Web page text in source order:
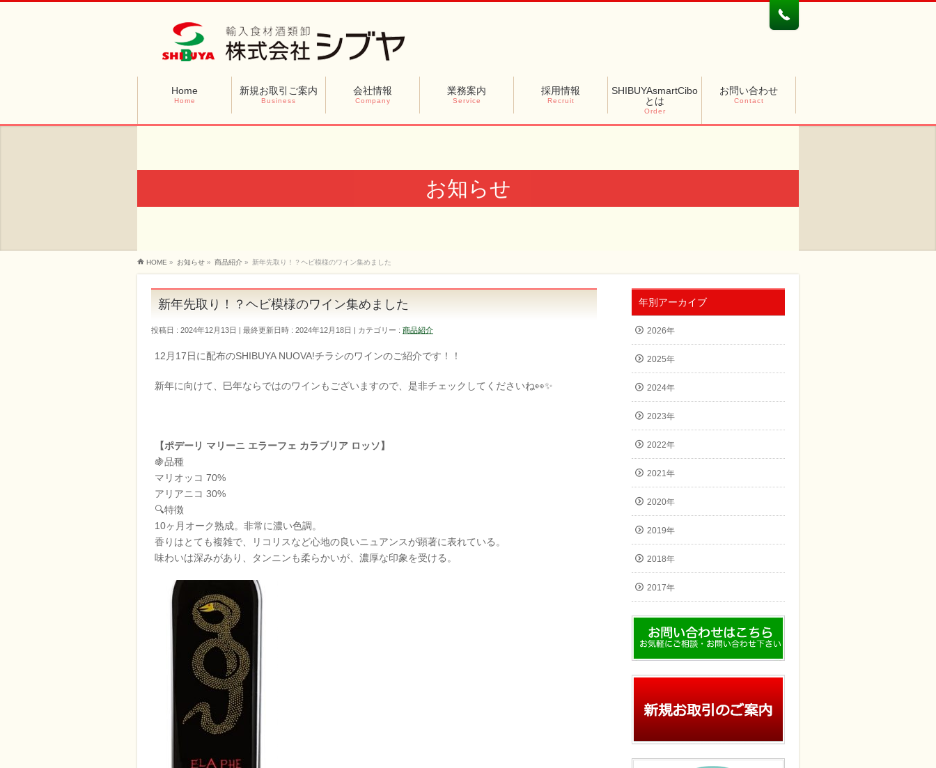
Home
Home
新規お取引ご案内
Business
会社情報
Company
業務案内
Service
採用情報
Recruit
SHIBUYAsmartCibo
とは
Order
お問い合わせ
Contact
お知らせ
HOME » お知らせ » 商品紹介 » 新年先取り！？ヘビ模様のワイン集めました
新年先取り！？ヘビ模様のワイン集めました
投稿日 : 2024年12月13日 最終更新日時 : 2024年12月18日 カテゴリー : 商品紹介
12月17日に配布のSHIBUYA NUOVA!チラシのワインのご紹介です！！
新年に向けて、巳年ならではのワインもございますので、是非チェックしてくださいね👀✨
【ポデーリ マリーニ エラーフェ カラブリア ロッソ】
🍇品種
マリオッコ 70%
アリアニコ 30%
🔍特徴
10ヶ月オーク熟成。非常に濃い色調。
香りはとても複雑で、リコリスなど心地の良いニュアンスが顕著に表れている。
味わいは深みがあり、タンニンも柔らかいが、濃厚な印象を受ける。
年別アーカイブ
2026年
2025年
2024年
2023年
2022年
2021年
2020年
2019年
2018年
2017年